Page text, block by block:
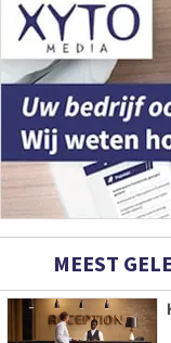
MEEST